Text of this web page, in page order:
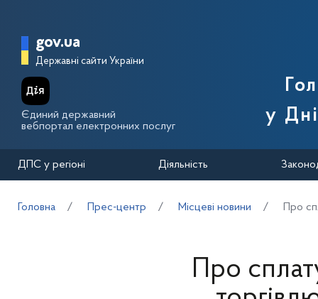
Головна сторінка Державної
gov.ua
Державні сайти України
Єдиний державний
вебпортал електронних послуг
у
ДПС у регіоні Діяльність
Головна Прес-центр Місцеві новини Про
Про